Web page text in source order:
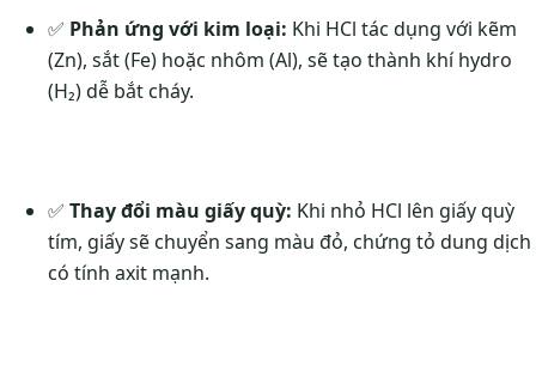
✅ Phản ứng với kim loại: Khi HCl tác dụng với kẽm
(Zn), sắt (Fe) hoặc nhôm (Al), sẽ tạo thành khí hydro
(H₂) dễ bắt cháy.
✅ Thay đổi màu giấy quỳ: Khi nhỏ HCl lên giấy quỳ
tím, giấy sẽ chuyển sang màu đỏ, chứng tỏ dung dịch
có tính axit mạnh.